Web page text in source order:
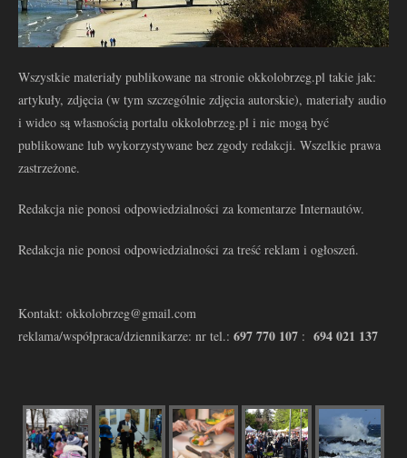
Wszystkie materiały publikowane na stronie okkolobrzeg.pl takie jak:
artykuły, zdjęcia (w tym szczególnie zdjęcia autorskie), materiały audio
i wideo są własnością portalu okkolobrzeg.pl i nie mogą być
publikowane lub wykorzystywane bez zgody redakcji. Wszelkie prawa
zastrzeżone.
Redakcja nie ponosi odpowiedzialności za komentarze Internautów.
Redakcja nie ponosi odpowiedzialności za treść reklam i ogłoszeń.
Kontakt: okkolobrzeg@gmail.com
reklama/współpraca/dziennikarze: nr tel.: 697 770 107 : 694 021 137